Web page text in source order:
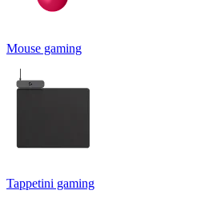
Mouse gaming
Tappetini gaming